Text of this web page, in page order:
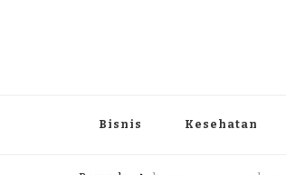
Bisnis Kesehatan